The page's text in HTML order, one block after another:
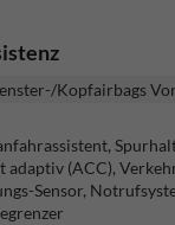
Kopfairbags
adaptiv (ACC),
Sensor,